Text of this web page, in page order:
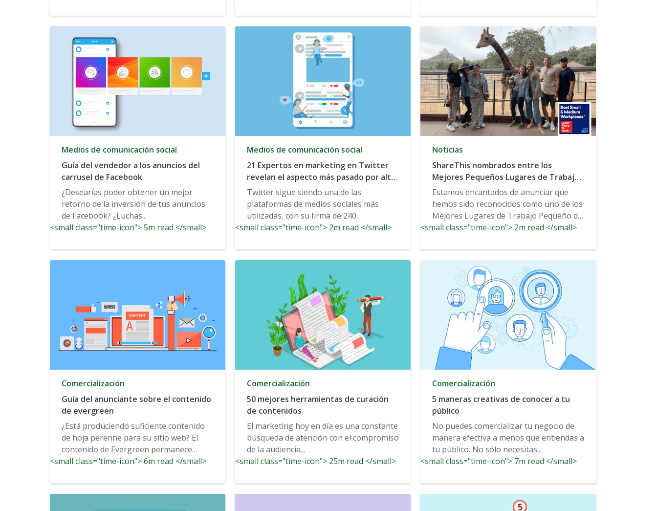
Medios de comunicación social
Guía del vendedor a los anuncios del
carrusel de Facebook
¿Desearías poder obtener un mejor
retorno de la inversión de tus anuncios
de Facebook? ¿Luchas...
<small class="time-icon"> 5m read </small>
Medios de comunicación social
21 Expertos en marketing en Twitter
revelan el aspecto más pasado por alto
de las tendencias de Twitter que los
profesionales del marketing deben
tener en cuenta
Twitter sigue siendo una de las
plataformas de medios sociales más
utilizadas, con su firma de 240
caracteres...
<small class="time-icon"> 2m read </small>
Noticias
ShareThis nombrados entre los
Mejores Pequeños Lugares de Trabajo
de Fortune en 2019
Estamos encantados de anunciar que
hemos sido reconocidos como uno de los
Mejores Lugares de Trabajo Pequeño de
la revista Fortune 2019,...
<small class="time-icon"> 2m read </small>
Comercialización
Guía del anunciante sobre el contenido
de evergreen
¿Está produciendo suficiente contenido
de hoja perenne para su sitio web? El
contenido de Evergreen permanece
relevante durante años potencialmente...
<small class="time-icon"> 6m read </small>
Comercialización
50 mejores herramientas de curación
de contenidos
El marketing hoy en día es una constante
búsqueda de atención con el compromiso
de la audiencia...
<small class="time-icon"> 25m read </small>
Comercialización
5 maneras creativas de conocer a tu
público
No puedes comercializar tu negocio de
manera efectiva a menos que entiendas a
tu público. No sólo necesitas...
<small class="time-icon"> 7m read </small>